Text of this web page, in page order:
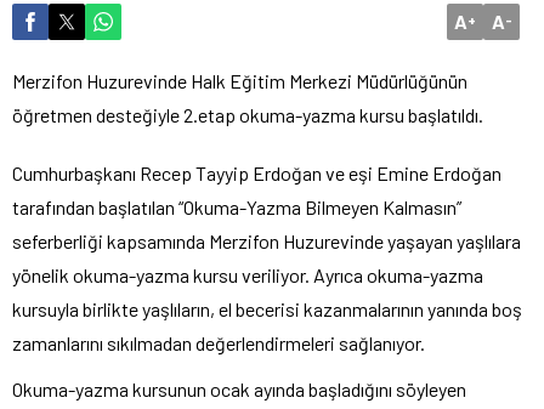
A+ A-
Merzifon Huzurevinde Halk Eğitim Merkezi Müdürlüğünün
öğretmen desteğiyle 2.etap okuma-yazma kursu başlatıldı.
Cumhurbaşkanı Recep Tayyip Erdoğan ve eşi Emine Erdoğan
tarafından başlatılan “Okuma-Yazma Bilmeyen Kalmasın”
seferberliği kapsamında Merzifon Huzurevinde yaşayan yaşlılara
yönelik okuma-yazma kursu veriliyor. Ayrıca okuma-yazma
kursuyla birlikte yaşlıların, el becerisi kazanmalarının yanında boş
zamanlarını sıkılmadan değerlendirmeleri sağlanıyor.
Okuma-yazma kursunun ocak ayında başladığını söyleyen